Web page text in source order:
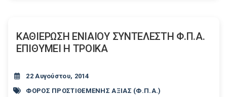
ΚΑΘΙΕΡΩΣΗ ΕΝΙΑΙΟΥ ΣΥΝΤΕΛΕΣΤΗ Φ.Π.Α.
ΕΠΙΘΥΜΕΙ Η ΤΡΟΙΚΑ
22 Αυγούστου, 2014
ΦΟΡΟΣ ΠΡΟΣΤΙΘΕΜΕΝΗΣ ΑΞΙΑΣ (Φ.Π.Α.)